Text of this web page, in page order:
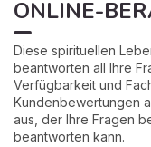
ONLINE-
Diese spirituellen
beantworten all Ihre
Verfügbarkeit und
Kundenbewertungen
aus, der Ihre Fragen
beantworten kann.